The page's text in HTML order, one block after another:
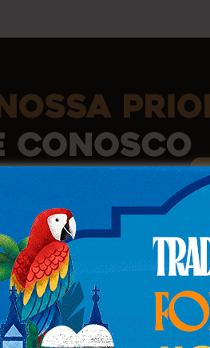
da Sua Mão
"Sim"